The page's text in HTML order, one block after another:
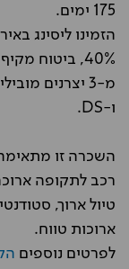
175 ימים.
הזמינו ליסינג
ו-DS.
רכב לתקופה
טיול ארוך,
ארוכות טווח.
לפרטים נוספים